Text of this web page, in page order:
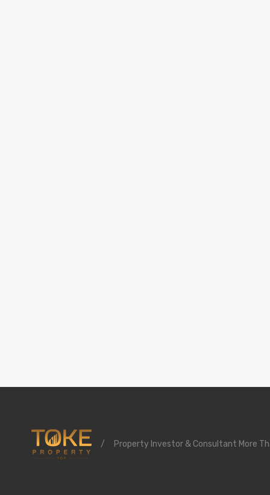
/ Property Investor & Consultant More